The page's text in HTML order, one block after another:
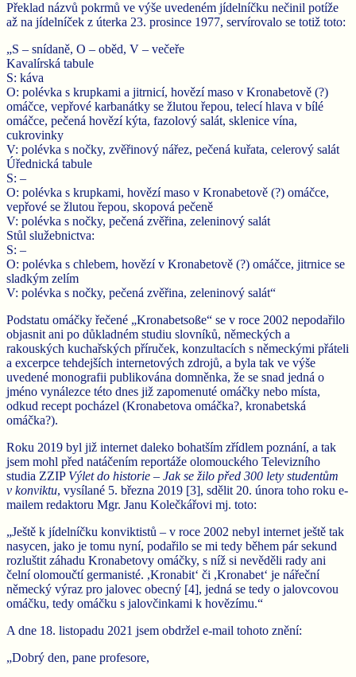
Překlad názvů pokrmů ve výše uvedeném jídelníčku nečinil potíže
až na jídelníček z úterka 23. prosince 1977, servírovalo se totiž toto:
„S – snídaně, O – oběd, V – večeře
Kavalírská tabule
S: káva
O: polévka s krupkami a jitrnicí, hovězí maso v Kronabetově (?)
omáčce, vepřové karbanátky se žlutou řepou, telecí hlava v bílé
omáčce, pečená hovězí kýta, fazolový salát, sklenice vína,
cukrovinky
V: polévka s nočky, zvěřinový nářez, pečená kuřata, celerový salát
Úřednická tabule
S: –
O: polévka s krupkami, hovězí maso v Kronabetově (?) omáčce,
vepřové se žlutou řepou, skopová pečeně
V: polévka s nočky, pečená zvěřina, zeleninový salát
Stůl služebnictva:
S: –
O: polévka s chlebem, hovězí v Kronabetově (?) omáčce, jitrnice se
sladkým zelím
V: polévka s nočky, pečená zvěřina, zeleninový salát“
Podstatu omáčky řečené „Kronabetsoße“ se v roce 2002 nepodařilo
objasnit ani po důkladném studiu slovníků, německých a
rakouských kuchařských příruček, konzultacích s německými přáteli
a excerpce tehdejších internetových zdrojů, a byla tak ve výše
uvedené monografii publikována domněnka, že se snad jedná o
jméno vynálezce této dnes již zapomenuté omáčky nebo místa,
odkud recept pocházel (Kronabetova omáčka?, kronabetská
omáčka?).
Roku 2019 byl již internet daleko bohatším zřídlem poznání, a tak
jsem mohl před natáčením reportáže olomouckého Televizního
studia ZZIP Výlet do historie – Jak se žilo před 300 lety studentům
v konviktu, vysílané 5. března 2019 [3], sdělit 20. února toho roku e-
mailem redaktoru Mgr. Janu Kolečkářovi mj. toto:
„Ještě k jídelníčku konviktistů – v roce 2002 nebyl internet ještě tak
nasycen, jako je tomu nyní, podařilo se mi tedy během pár sekund
rozluštit záhadu Kronabetovy omáčky, s níž si nevěděli rady ani
čelní olomoučtí germanisté. ,Kronabit‘ či ,Kronabet‘ je nářeční
německý výraz pro jalovec obecný [4], jedná se tedy o jalovcovou
omáčku, tedy omáčku s jalovčinkami k hovězímu.“
A dne 18. listopadu 2021 jsem obdržel e-mail tohoto znění:
„Dobrý den, pane profesore,